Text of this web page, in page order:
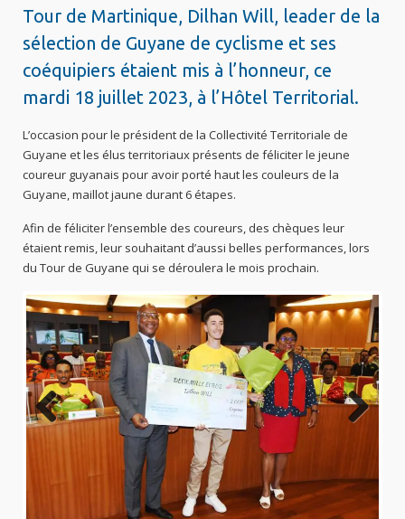
Tour de Martinique, Dilhan Will, leader de la
sélection de Guyane de cyclisme et ses
coéquipiers étaient mis à l’honneur, ce
mardi 18 juillet 2023, à l’Hôtel Territorial.
L’occasion pour le président de la Collectivité Territoriale de
Guyane et les élus territoriaux présents de féliciter le jeune
coureur guyanais pour avoir porté haut les couleurs de la
Guyane, maillot jaune durant 6 étapes.
Afin de féliciter l’ensemble des coureurs, des chèques leur
étaient remis, leur souhaitant d’aussi belles performances, lors
du Tour de Guyane qui se déroulera le mois prochain.
Previo